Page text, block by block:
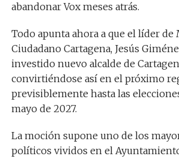
abandonar Vox meses atrás.
Todo apunta ahora a que el líder de
Ciudadano Cartagena, Jesús
investido nuevo alcalde de
convirtiéndose así en el próximo
previsiblemente hasta las
mayo de 2027.
La moción supone uno de los
políticos vividos en el